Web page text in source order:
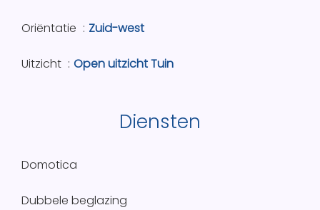
Oriëntatie Zuid-west
Uitzicht Open uitzicht Tuin
Diensten
Domotica
Dubbele beglazing